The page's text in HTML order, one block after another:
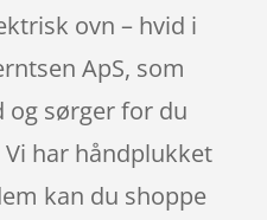
ovn – hvid i
ApS, som
og sørger for du
har håndplukket
kan du shoppe